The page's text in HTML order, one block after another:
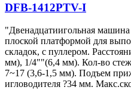
DFB-1412PTV-I
"Двенадцатиигольная
плоской платформой для
складок, с пуллером.
мм), 1/4""(6,4 мм). Кол-во
7~17 (3,6-1,5 мм). Подъем
игловодителя ?34 мм.